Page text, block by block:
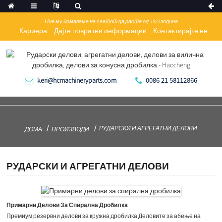
Ние му помагаме на светот да расте од 1983 година
Кариера Дајте повратни информации Контактирајте не
keri@hcmachineryparts.com 0086 21 58112866
ДОМА ПРОИЗВОДИ РУДАРСКИ И АГРЕГАТНИ ДЕЛОВИ
РУДАРСКИ И АГРЕГАТНИ ДЕЛОВИ
Примарни Делови За Спирална Дробилка
Премиум резервни делови за кружна дробилка Деловите за абење на